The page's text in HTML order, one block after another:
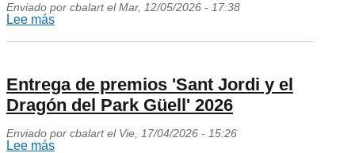
Itinerari
Güell'
Enviado por cbalart el Mar, 12/05/2026 - 17:38
Lee más
Itinerario
atracción
de
la
montaña.
Entrega de premios 'Sant Jordi y el
Dragón del Park Güell' 2026
Enviado por cbalart el Vie, 17/04/2026 - 15:26
Lee más